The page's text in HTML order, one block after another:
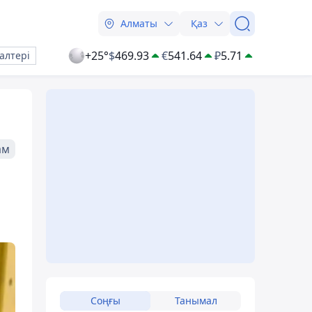
Алматы Қаз
+25°$469.93 €541.64 ₽5.71
Соңғы Танымал